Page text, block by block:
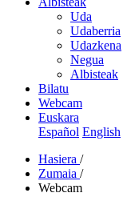
Uda
Udaberria
Udazkena
Negua
Albisteak
Bilatu
Webcam
Euskara
Español English
Hasiera /
Zumaia /
Webcam